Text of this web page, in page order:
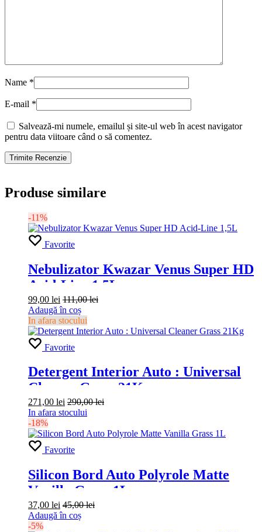
Produse similare
-11%
Favorite
Nebulizator Kwazar Venus Super HD
Acid-Line 1,5L
99,00 lei 111,00lei
Adaugă în coș
In afara stocului
Favorite
Detergent Interior Auto : Universal
Cleaner Grass 21Kg
271,00 lei 290,00lei
In afara stocului
-18%
Favorite
Silicon Bord Auto Polyrole Matte
Vanilla Grass 1L
37,00 lei 45,00lei
Adaugă în coș
-5%
Name *
E-mail *
Salvează-mi numele, emailul și site-ul web în acest navigator
pentru data viitoare când o să comentez.